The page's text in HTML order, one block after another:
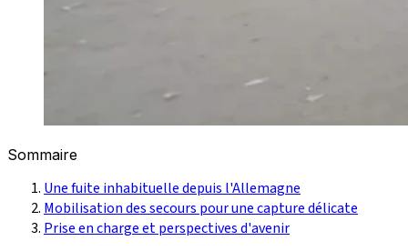
Sommaire
Une fuite inhabituelle depuis l'Allemagne
Mobilisation des secours pour une capture délicate
Prise en charge et perspectives d'avenir